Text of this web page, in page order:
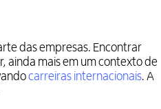
das empresas. Encontrar
ainda mais em um contexto de
carreiras internacionais. A